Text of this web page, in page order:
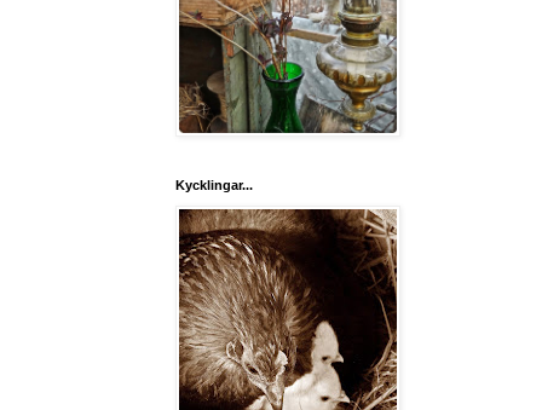
Kycklingar...